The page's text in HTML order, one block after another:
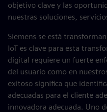
objetivo clave y las
nuestras soluciones,
Siemens se está
IoT es clave para esta
digital requiere un fuerte
del usuario como en
exitoso significa que
adecuadas para el cliente
innovadora adecuada. Uno